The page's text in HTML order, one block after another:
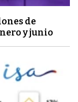
de
y junio